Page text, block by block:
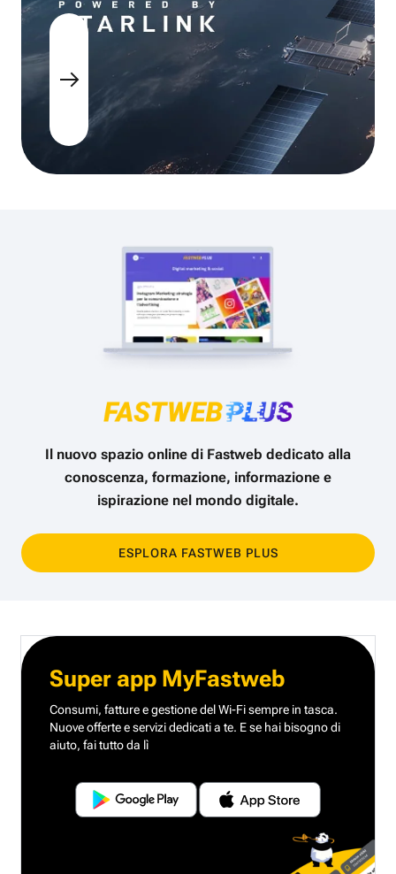
Il nuovo spazio online di Fastweb dedicato alla
conoscenza, formazione, informazione e
ispirazione nel mondo digitale.
ESPLORA FASTWEB PLUS
Super app MyFastweb
Consumi, fatture e gestione del Wi-Fi sempre in tasca.
Nuove offerte e servizi dedicati a te. E se hai bisogno di
aiuto, fai tutto da lì